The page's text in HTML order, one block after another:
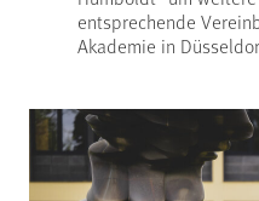
entsprechende
Akademie in